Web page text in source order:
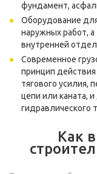
фундамент,
Оборудование
наружных работ, а
внутренней
Современное
принцип
тягового усилия,
цепи или каната,
гидравлического
Как